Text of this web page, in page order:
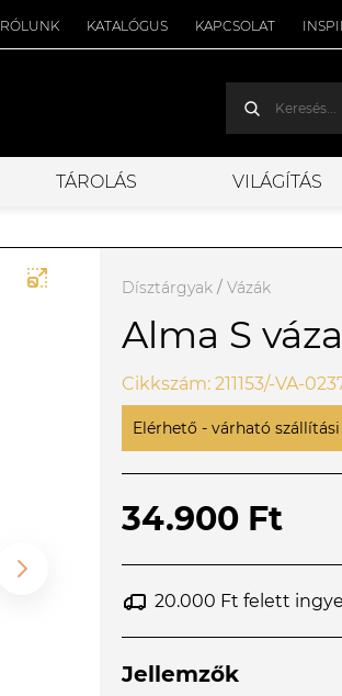
RÓLUNK KATALÓGUS KAPCSOLAT
TÁROLÁS VILÁGÍTÁS
Dísztárgyak / Vázák
Alma S
Cikkszám: 211153/-VA-
Elérhető - várható
34.900 Ft
20.000 Ft felett
Jellemzők